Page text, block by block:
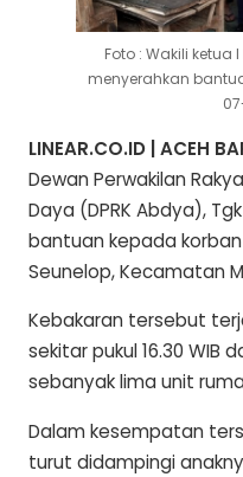
Foto : Wakili ketua
menyerahkan
LINEAR.CO.ID | ACEH
Dewan Perwakilan
Daya (DPRK Abdya),
bantuan kepada
Seunelop, Kecamatan
Kebakaran tersebut
sekitar pukul 16.30 WIB
sebanyak lima unit
Dalam kesempatan
turut didampingi